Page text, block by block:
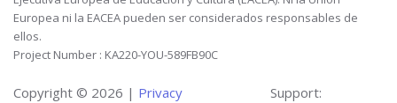
Europea ni la EACEA pueden ser considerados responsables de
ellos.
Project Number : KA220-YOU-589FB90C
Copyright © 2026 | Privacy
Support: